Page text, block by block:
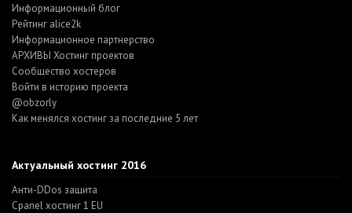
Информационный блог
Рейтинг alice2k
Информационное партнерство
АРХИВЫ Хостинг проектов
Cообщество хостеров
Войти в историю проекта
@obzorly
Как менялся хостинг за последние 5 лет
Актуальный хостинг 2016
Анти-DDos защита
Cpanel хостинг 1 EU